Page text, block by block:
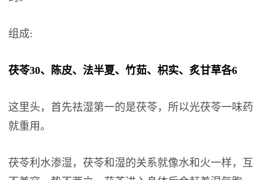
组成:
茯苓30、陈皮、法半夏、竹茹、枳实、炙甘草各6
这里头，首先祛湿第一的是茯苓，所以光茯苓一味药
就重用。
茯苓利水渗湿，茯苓和湿的关系就像水和火一样，互